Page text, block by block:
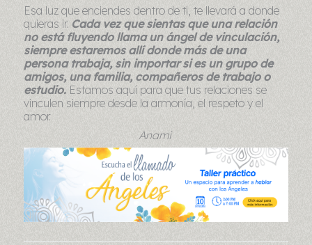
Esa luz que enciendes dentro de ti, te llevará a donde
quieras ir. Cada vez que sientas que una relación
no está fluyendo llama un ángel de vinculación,
siempre estaremos allí donde más de una
persona trabaja, sin importar si es un grupo de
amigos, una familia, compañeros de trabajo o
estudio. Estamos aquí para que tus relaciones se
vinculen siempre desde la armonía, el respeto y el
amor.
Anami